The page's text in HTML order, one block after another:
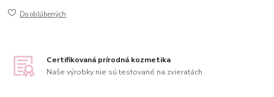
Do obľúbených
Certifikovaná prírodná kozmetika
Naše výrobky nie sú testované na zvieratách